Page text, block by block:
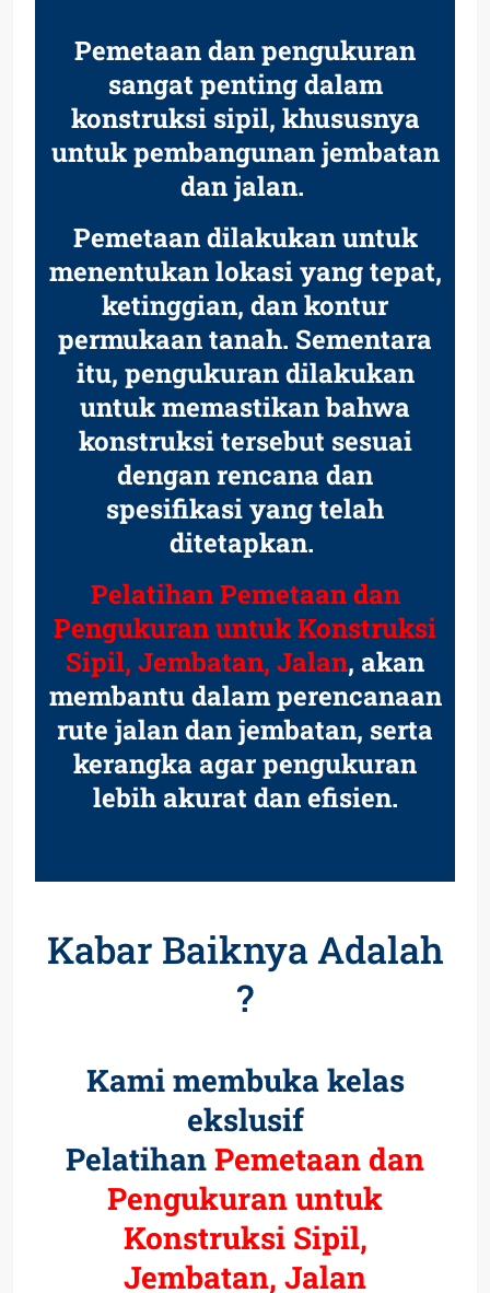
Pemetaan dan pengukuran
sangat penting dalam
konstruksi sipil, khususnya
untuk pembangunan jembatan
dan jalan.
Pemetaan dilakukan untuk
menentukan lokasi yang tepat,
ketinggian, dan kontur
permukaan tanah. Sementara
itu, pengukuran dilakukan
untuk memastikan bahwa
konstruksi tersebut sesuai
dengan rencana dan
spesifikasi yang telah
ditetapkan.
Pelatihan Pemetaan dan
Pengukuran untuk Konstruksi
Sipil, Jembatan, Jalan, akan
membantu dalam perencanaan
rute jalan dan jembatan, serta
kerangka agar pengukuran
lebih akurat dan efisien.
Kabar Baiknya Adalah
?
Kami membuka kelas
ekslusif
PelatihanPemetaan dan
Pengukuran untuk
Konstruksi Sipil,
Jembatan, Jalan